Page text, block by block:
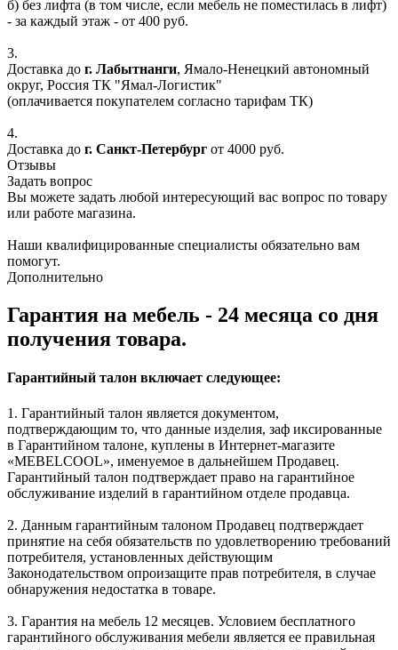
б) без лифта (в том числе, если мебель не поместилась в лифт)
- за каждый этаж - от 400 руб.
3.
Доставка до г. Лабытнанги, Ямало-Ненецкий автономный
округ, Россия ТК "Ямал-Логистик"
(оплачивается покупателем согласно тарифам ТК)
4.
Доставка до г. Санкт-Петербург от 4000 руб.
Отзывы
Задать вопрос
Вы можете задать любой интересующий вас вопрос по товару
или работе магазина.
Наши квалифицированные специалисты обязательно вам
помогут.
Дополнительно
Гарантия на мебель - 24 месяца со дня
получения товара.
Гарантийный талон включает следующее:
1. Гарантийный талон является документом,
подтверждающим то, что данные изделия, заф иксированные
в Гарантийном талоне, куплены в Интернет-магазите
«MEBELCOOL», именуемое в дальнейшем Продавец.
Гарантийный талон подтверждает право на гарантийное
обслуживание изделий в гарантийном отделе продавца.
2. Данным гарантийным талоном Продавец подтверждает
принятие на себя обязательств по удовлетворению требований
потребителя, установленных действующим
Законодательством опроизащите прав потребителя, в случае
обнаружения недостатка в товаре.
3. Гарантия на мебель 12 месяцев. Условием бесплатного
гарантийного обслуживания мебели является ее правильная